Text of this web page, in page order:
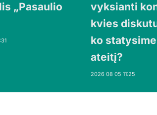
„Pasaulio
vyksianti
kvies
ko
ateitį?
2026 08 05 11:25